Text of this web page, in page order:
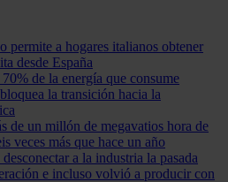
permite a hogares italianos obtener
desde España
de la energía que consume
la transición hacia la
de un millón de megavatios hora de
veces más que hace un año
a la industria la pasada
e incluso volvió a producir con